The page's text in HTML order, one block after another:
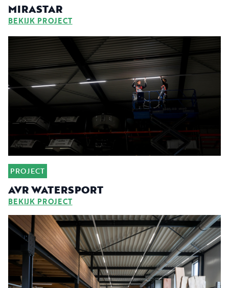
MIRASTAR
BEKIJK PROJECT
PROJECT
AVR WATERSPORT
BEKIJK PROJECT